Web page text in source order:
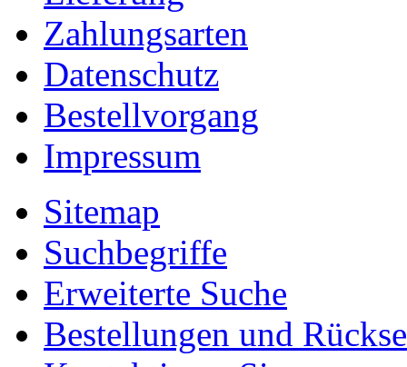
Zahlungsarten
Datenschutz
Bestellvorgang
Impressum
Sitemap
Suchbegriffe
Erweiterte Suche
Bestellungen und